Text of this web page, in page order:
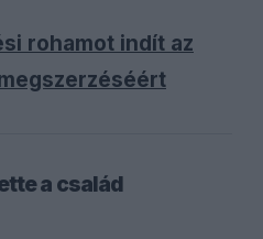
rohamot indít az
a család